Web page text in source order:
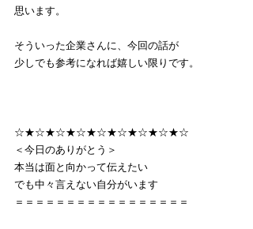
思います。
そういった企業さんに、今回の話が
少しでも参考になれば嬉しい限りです。
☆★☆★☆★☆★☆★☆★☆★☆★☆
＜今日のありがとう＞
本当は面と向かって伝えたい
でも中々言えない自分がいます
＝＝＝＝＝＝＝＝＝＝＝＝＝＝＝＝＝